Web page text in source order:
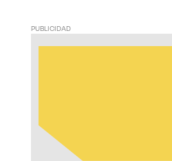
PUBLICIDAD